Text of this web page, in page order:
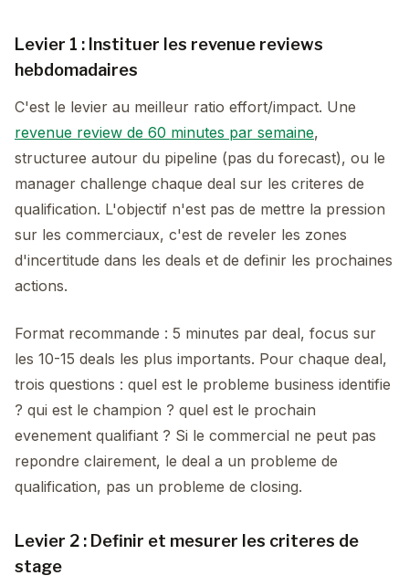
Levier 1 : Instituer les revenue reviews
hebdomadaires
C'est le levier au meilleur ratio effort/impact. Une
revenue review de 60 minutes par semaine,
structuree autour du pipeline (pas du forecast), ou le
manager challenge chaque deal sur les criteres de
qualification. L'objectif n'est pas de mettre la pression
sur les commerciaux, c'est de reveler les zones
d'incertitude dans les deals et de definir les prochaines
actions.
Format recommande : 5 minutes par deal, focus sur
les 10-15 deals les plus importants. Pour chaque deal,
trois questions : quel est le probleme business identifie
? qui est le champion ? quel est le prochain
evenement qualifiant ? Si le commercial ne peut pas
repondre clairement, le deal a un probleme de
qualification, pas un probleme de closing.
Levier 2 : Definir et mesurer les criteres de
stage